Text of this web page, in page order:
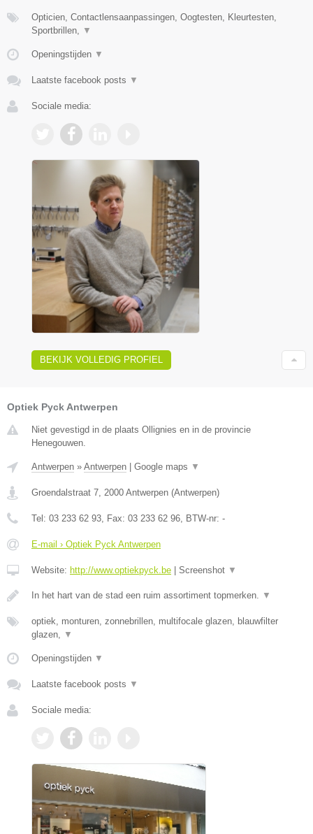
Opticien, Contactlensaanpassingen, Oogtesten, Kleurtesten,
Sportbrillen,
▼
Openingstijden ▼
Laatste facebook posts ▼
Sociale media:
BEKIJK VOLLEDIG PROFIEL
Optiek Pyck Antwerpen
Niet gevestigd in de plaats Ollignies en in de provincie
Henegouwen.
Antwerpen » Antwerpen Google maps ▼
Groendalstraat 7, 2000 Antwerpen (Antwerpen)
Tel: 03 233 62 93, Fax: 03 233 62 96, BTW-nr: -
E-mail › Optiek Pyck Antwerpen
Website: http://www.optiekpyck.be Screenshot ▼
In het hart van de stad een ruim assortiment topmerken. ▼
optiek, monturen, zonnebrillen, multifocale glazen, blauwfilter
glazen, ▼
Openingstijden ▼
Laatste facebook posts ▼
Sociale media: